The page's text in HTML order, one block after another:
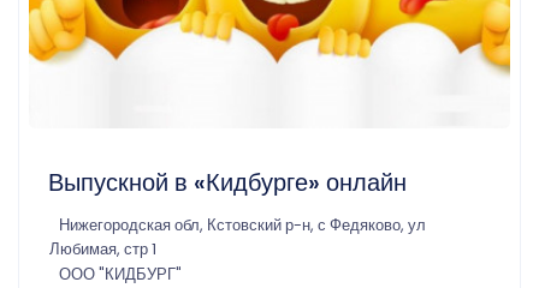
Выпускной в «Кидбурге» онлайн
Нижегородская обл, Кстовский р-н, с Федяково, ул
Любимая, стр 1
ООО "КИДБУРГ"